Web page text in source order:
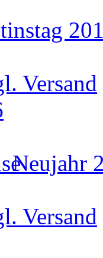
Versand
Neujahr
Versand